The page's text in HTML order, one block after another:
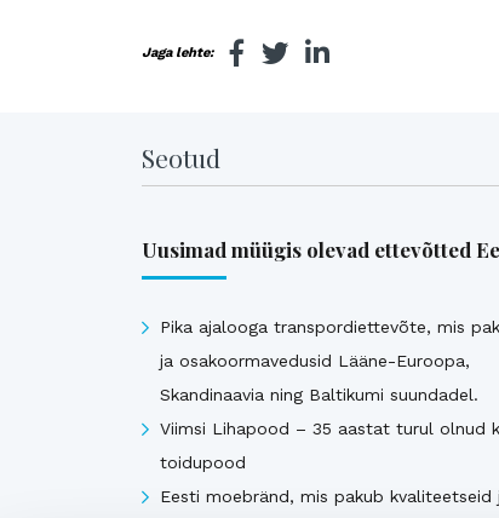
Jaga lehte:
Seotud
Uusimad müügis olevad ettevõtted
Pika ajalooga transpordiettevõte, mis
ja osakoormavedusid Lääne-Euroopa,
Skandinaavia ning Baltikumi suundadel.
Viimsi Lihapood – 35 aastat turul olnud
toidupood
Eesti moebränd, mis pakub kvaliteetseid